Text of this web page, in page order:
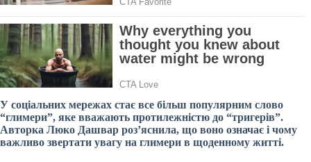
У соціальних мережах стає все більш популярним слово
“глимери”, яке вважають протилежністю до “тригерів”.
Авторка Люко Дашвар роз’яснила, що воно означає і чому
важливо звертати увагу на глимери в щоденному житті.